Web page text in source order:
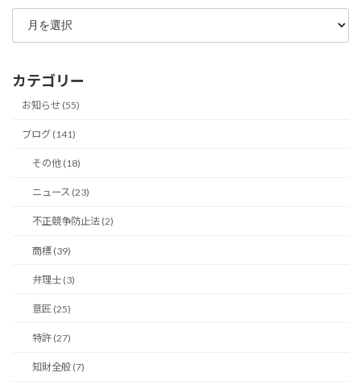
月
ア
カ
イ
カテゴリー
お知らせ (55)
ブログ (141)
その他 (18)
ニュース (23)
不正競争防止法 (2)
商標 (39)
弁理士 (3)
意匠 (25)
特許 (27)
知財全般 (7)